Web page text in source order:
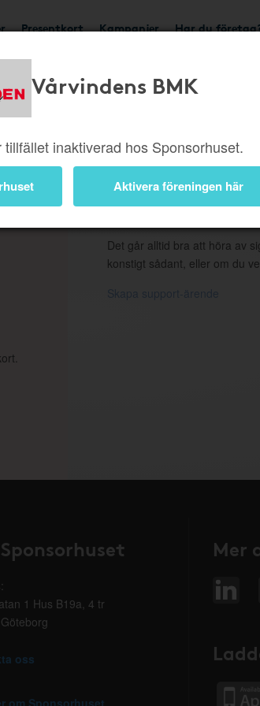
Presentkort Kampanjer Har du
Vårvindens BMK
inaktiverad hos Sponsorhuset.
Aktivera föreningen här
borttagen
Support
Det går alltid bra att höra av
konstigt sådant, eller om du
Skapa support-ärende
:
1 Hus B19a, 4 tr
oss
om Sponsorhuset
Mer